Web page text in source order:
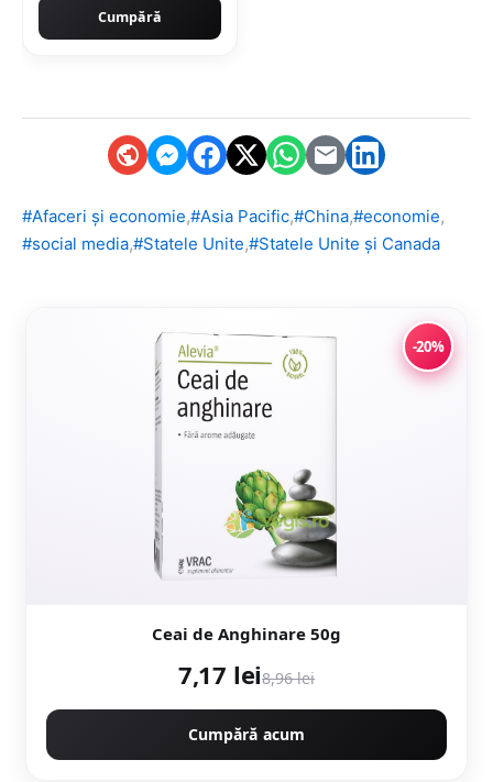
Cumpără
#Afaceri și economie,#Asia Pacific,#China,#economie,
#social media,#Statele Unite,#Statele Unite și Canada
-20%
Ceai de Anghinare 50g
7,17 lei8,96 lei
Cumpără acum